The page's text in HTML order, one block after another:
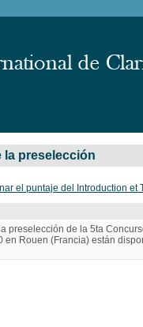
la preselección
el puntaje del Introduction et
preselección de la 5ta
en Rouen (Francia) están